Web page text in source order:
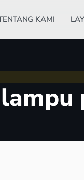
KAMI
lampu